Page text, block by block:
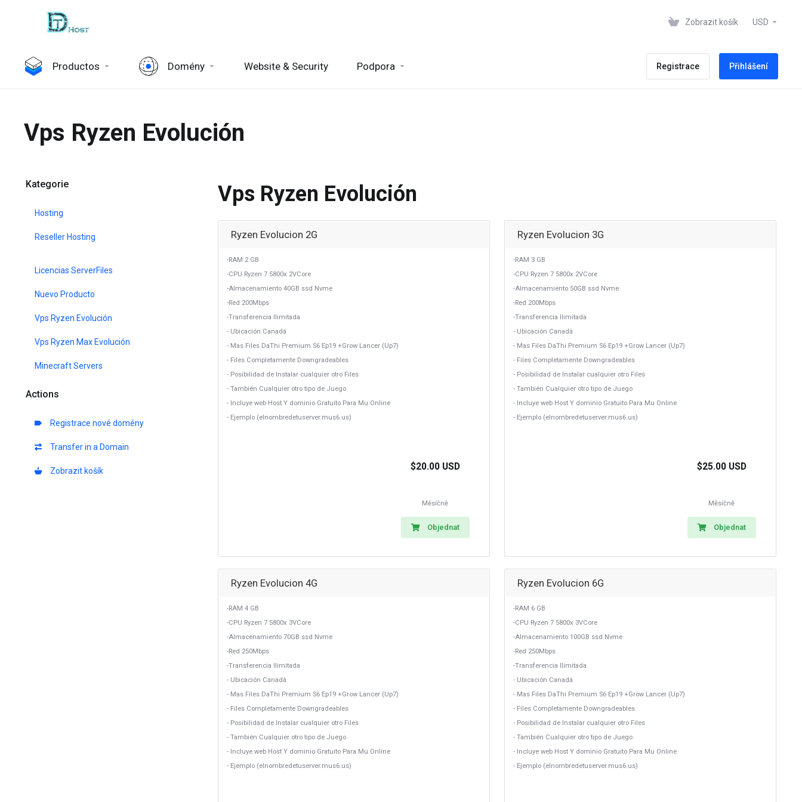
Zobrazit košík USD
Productos Domény Website & Security Podpora Registrace Přihlášení
Vps Ryzen Evolución
Kategorie
Hosting
Reseller Hosting
Licencias ServerFiles
Nuevo Producto
Vps Ryzen Evolución
Vps Ryzen Max Evolución
Minecraft Servers
Actions
Registrace nové domény
Transfer in a Domain
Zobrazit košík
Vps Ryzen Evolución
Ryzen Evolucion 2G
-RAM 2 GB
-CPU Ryzen 7 5800x 2VCore
-Almacenamiento 40GB ssd Nvme
-Red 200Mbps
-Transferencia Ilimitada
- Ubicación Canadá
- Mas Files DaThi Premium S6 Ep19 +Grow Lancer (Up7)
- Files Completamente Downgradeables
- Posibilidad de Instalar cualquier otro Files
- También Cualquier otro tipo de Juego
- Incluye web Host Y dominio Gratuito Para Mu Online
- Ejemplo (elnombredetuserver.mus6.us)
$20.00 USD
Měsíčně
Objednat
Ryzen Evolucion 3G
-RAM 3 GB
-CPU Ryzen 7 5800x 2VCore
-Almacenamiento 50GB ssd Nvme
-Red 200Mbps
-Transferencia Ilimitada
- Ubicación Canadá
- Mas Files DaThi Premium S6 Ep19 +Grow Lancer (Up7)
- Files Completamente Downgradeables
- Posibilidad de Instalar cualquier otro Files
- También Cualquier otro tipo de Juego
- Incluye web Host Y dominio Gratuito Para Mu Online
- Ejemplo (elnombredetuserver.mus6.us)
$25.00 USD
Měsíčně
Objednat
Ryzen Evolucion 4G
-RAM 4 GB
-CPU Ryzen 7 5800x 3VCore
-Almacenamiento 70GB ssd Nvme
-Red 250Mbps
-Transferencia Ilimitada
- Ubicación Canadá
- Mas Files DaThi Premium S6 Ep19 +Grow Lancer (Up7)
- Files Completamente Downgradeables
- Posibilidad de Instalar cualquier otro Files
- También Cualquier otro tipo de Juego
- Incluye web Host Y dominio Gratuito Para Mu Online
- Ejemplo (elnombredetuserver.mus6.us)
Ryzen Evolucion 6G
-RAM 6 GB
-CPU Ryzen 7 5800x 3VCore
-Almacenamiento 100GB ssd Nvme
-Red 250Mbps
-Transferencia Ilimitada
- Ubicación Canadá
- Mas Files DaThi Premium S6 Ep19 +Grow Lancer (Up7)
- Files Completamente Downgradeables
- Posibilidad de Instalar cualquier otro Files
- También Cualquier otro tipo de Juego
- Incluye web Host Y dominio Gratuito Para Mu Online
- Ejemplo (elnombredetuserver.mus6.us)